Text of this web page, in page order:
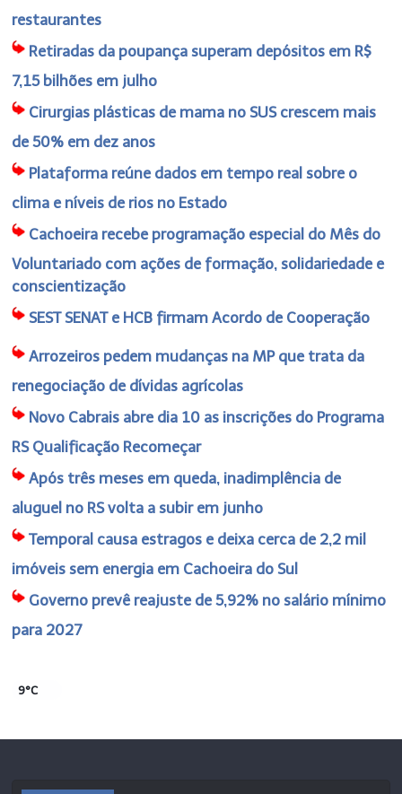
restaurantes
Retiradas da poupança superam depósitos em R$
7,15 bilhões em julho
Cirurgias plásticas de mama no SUS crescem mais
de 50% em dez anos
Plataforma reúne dados em tempo real sobre o
clima e níveis de rios no Estado
Cachoeira recebe programação especial do Mês do
Voluntariado com ações de formação, solidariedade e
conscientização
SEST SENAT e HCB firmam Acordo de Cooperação
Arrozeiros pedem mudanças na MP que trata da
renegociação de dívidas agrícolas
Novo Cabrais abre dia 10 as inscrições do Programa
RS Qualificação Recomeçar
Após três meses em queda, inadimplência de
aluguel no RS volta a subir em junho
Temporal causa estragos e deixa cerca de 2,2 mil
imóveis sem energia em Cachoeira do Sul
Governo prevê reajuste de 5,92% no salário mínimo
para 2027
9°C